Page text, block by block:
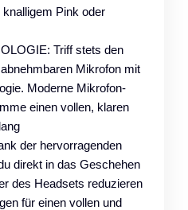
Pink oder
Triff stets den
Mikrofon mit
Moderne Mikrofon-
einen vollen, klaren
der hervorragenden
direkt in das Geschehen
des Headsets reduzieren
für einen vollen und